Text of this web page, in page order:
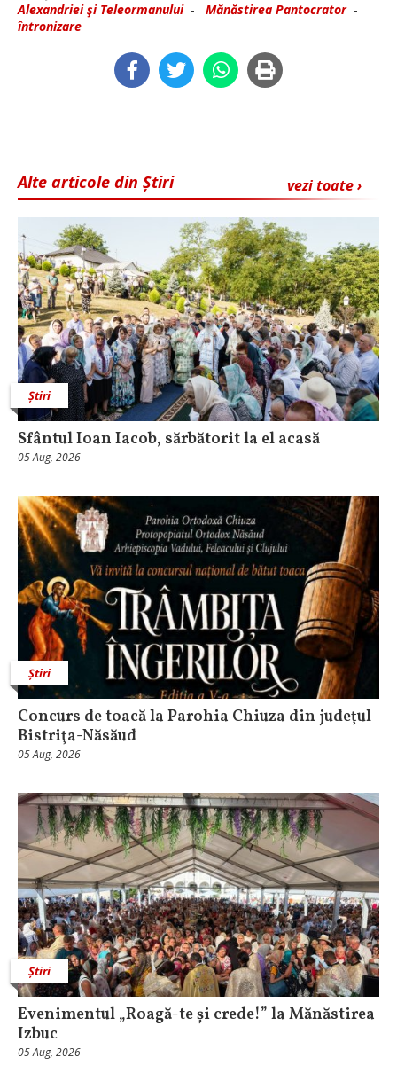
Alexandriei şi Teleormanului- Mănăstirea Pantocrator-
întronizare
vezi toate ›
Alte articole din Știri
Știri
Sfântul Ioan Iacob, sărbătorit la el acasă
05 Aug, 2026
Știri
​Concurs de toacă la Parohia Chiuza din judeţul
Bistriţa-Năsăud
05 Aug, 2026
Știri
Evenimentul „Roagă-te și crede!” la Mănăstirea
Izbuc
05 Aug, 2026